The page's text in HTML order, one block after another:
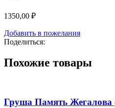
1350,00 ₽
Добавить в пожелания
Поделиться:
Похожие товары
Груша Память Жегалова